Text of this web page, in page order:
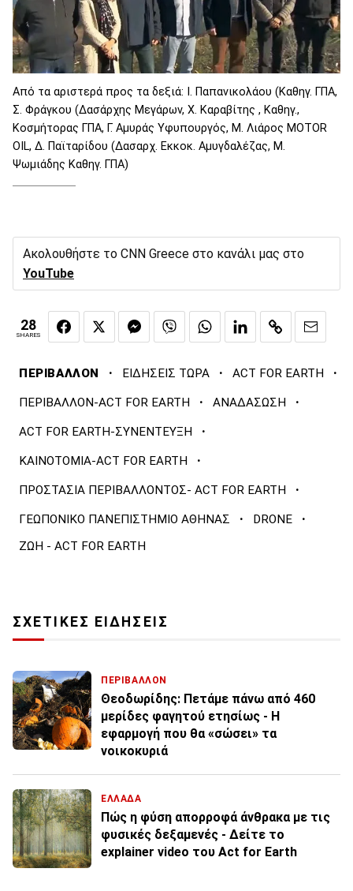
Από τα αριστερά προς τα δεξιά: Ι. Παπανικολάου (Καθηγ. ΓΠΑ,
Σ. Φράγκου (Δασάρχης Μεγάρων, Χ. Καραβίτης , Καθηγ.,
Κοσμήτορας ΓΠΑ, Γ. Αμυράς Υφυπουργός, Μ. Λιάρος MOTOR
OIL, Δ. Παϊταρίδου (Δασαρχ. Εκκοκ. Αμυγδαλέζας, Μ.
Ψωμιάδης Καθηγ. ΓΠΑ)
Ακολουθήστε το CNN Greece στο κανάλι μας στο
YouTube
28
SHARES
ΠΕΡΙΒΑΛΛΟΝ · ΕΙΔΗΣΕΙΣ ΤΩΡΑ · ACT FOR EARTH ·
ΠΕΡΙΒΑΛΛΟΝ-ACT FOR EARTH · ΑΝΑΔΑΣΩΣΗ ·
ACT FOR EARTH-ΣΥΝΕΝΤΕΥΞΗ ·
ΚΑΙΝΟΤΟΜΙΑ-ACT FOR EARTH ·
ΠΡΟΣΤΑΣΙΑ ΠΕΡΙΒΑΛΛΟΝΤΟΣ- ACT FOR EARTH ·
ΓΕΩΠΟΝΙΚΟ ΠΑΝΕΠΙΣΤΗΜΙΟ ΑΘΗΝΑΣ · DRONE ·
ΖΩΗ - ACT FOR EARTH
ΣΧΕΤΙΚΕΣ ΕΙΔΗΣΕΙΣ
ΠΕΡΙΒΑΛΛΟΝ
Θεοδωρίδης: Πετάμε πάνω από 460
μερίδες φαγητού ετησίως - Η
εφαρμογή που θα «σώσει» τα
νοικοκυριά
ΕΛΛΑΔΑ
Πώς η φύση απορροφά άνθρακα με τις
φυσικές δεξαμενές - Δείτε το
explainer video του Act for Earth